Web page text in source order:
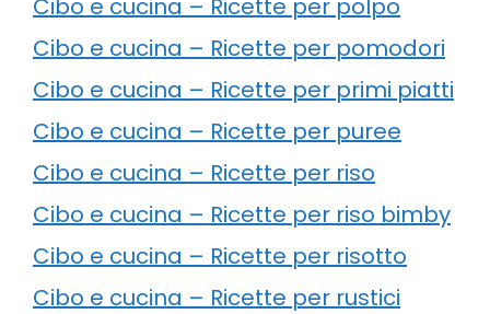
Cibo e cucina – Ricette per polpo
Cibo e cucina – Ricette per pomodori
Cibo e cucina – Ricette per primi piatti
Cibo e cucina – Ricette per puree
Cibo e cucina – Ricette per riso
Cibo e cucina – Ricette per riso bimby
Cibo e cucina – Ricette per risotto
Cibo e cucina – Ricette per rustici